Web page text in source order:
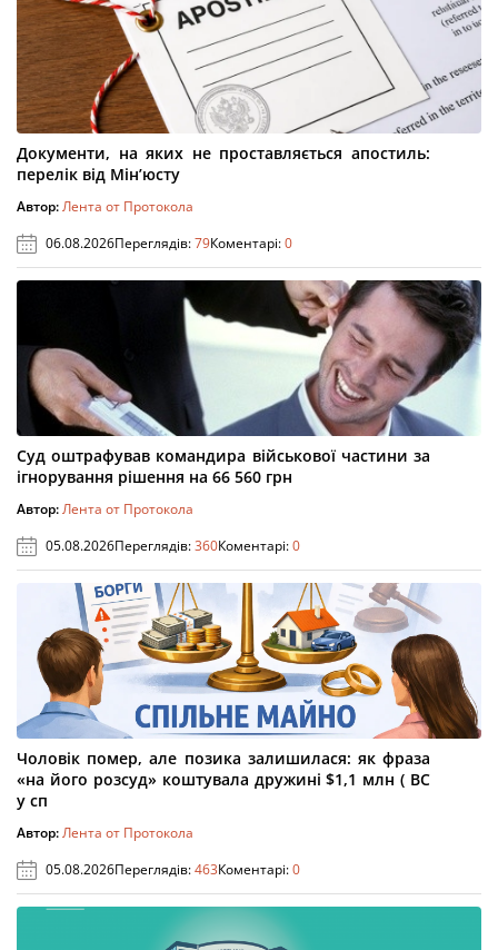
Документи, на яких не проставляється апостиль:
перелік від Мін’юсту
Автор:Лента от Протокола
06.08.2026Переглядів:79Коментарі:0
Суд оштрафував командира військової частини за
ігнорування рішення на 66 560 грн
Автор:Лента от Протокола
05.08.2026Переглядів:360Коментарі:0
Чоловік помер, але позика залишилася: як фраза
«на його розсуд» коштувала дружині $1,1 млн ( ВС
у сп
Автор:Лента от Протокола
05.08.2026Переглядів:463Коментарі:0